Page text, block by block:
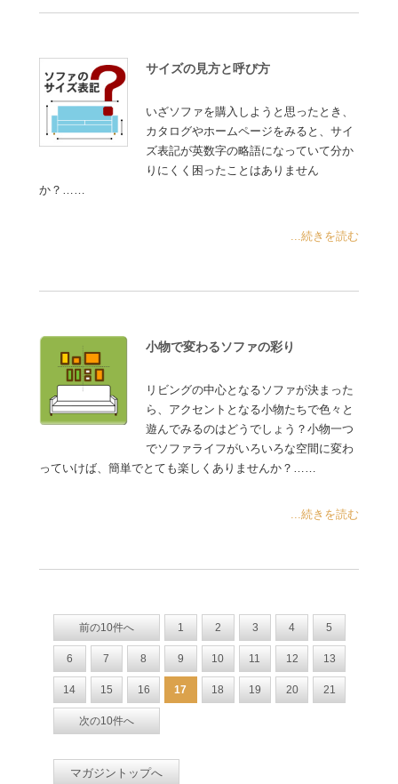
サイズの見方と呼び方
いざソファを購入しようと思ったとき、
カタログやホームページをみると、サイ
ズ表記が英数字の略語になっていて分か
りにくく困ったことはありません
か？……
...続きを読む
小物で変わるソファの彩り
リビングの中心となるソファが決まった
ら、アクセントとなる小物たちで色々と
遊んでみるのはどうでしょう？小物一つ
でソファライフがいろいろな空間に変わ
っていけば、簡単でとても楽しくありませんか？……
...続きを読む
前の10件へ 1 2 3 4 5
6 7 8 9 10 11 12 13
14 15 16 17 18 19 20 21
次の10件へ
マガジントップへ